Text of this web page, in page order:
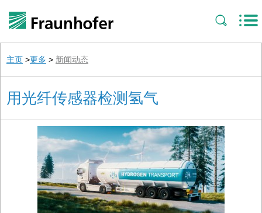
主页 >更多 > 新闻动态
用光纤传感器检测氢气